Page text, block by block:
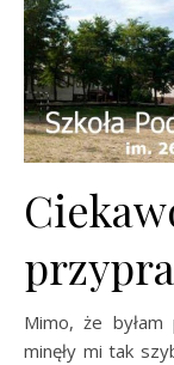
Mimo, że
minęły mi tak